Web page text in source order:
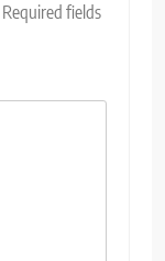
Required fields